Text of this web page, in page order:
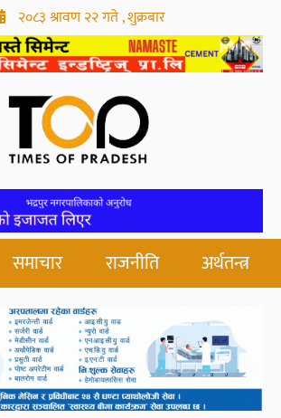
२०८३ श्रावण २२ गते , शुक्रबार
समाचार राजनीति अर्थतन्त्र